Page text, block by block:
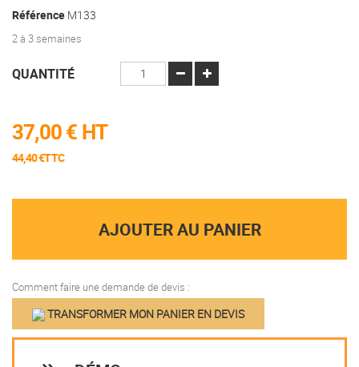
Référence M133
2 à 3 semaines
QUANTITÉ
37,00 € HT
44,40 €TTC
AJOUTER AU PANIER
Comment faire une demande de devis :
TRANSFORMER MON PANIER EN DEVIS